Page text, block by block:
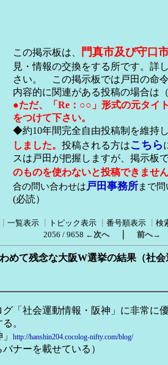
この掲示板は、 門真市及び守口
見・情報の交換をする所です。詳
さい。 この掲示板では戸田の命
内容的に関連がある投稿の場合は
●ただ、「Re：○○」形式の元タイ
をつけて下さい。
◆約10年間完全自由投稿制を維持し
しました。 投稿される方はこちら
スは戸田が把握しますが、掲示板
のものを使わないと投稿できません
合の問い合わせは戸田事務所まで問
(必読）
一覧表示 トピック表示 番号順表示 検
2056 / 9658 ←次へ｜ 前へ→
めて残念な大阪W選挙の結果（社会
「社会運動情報・阪神」に非常に
。
http://hanshin204.cocolog-nifty.com/blog/
ナーを載せている）